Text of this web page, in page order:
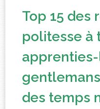
Top 15 des
politesse à
des temps